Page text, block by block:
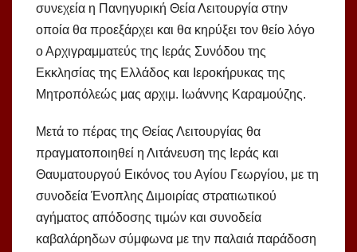
συνεχεία η Πανηγυρική Θεία Λειτουργία στην
οποία θα προεξάρχει και θα κηρύξει τον θείο λόγο
ο Αρχιγραμματεύς της Ιεράς Συνόδου της
Εκκλησίας της Ελλάδος και Ιεροκήρυκας της
Μητροπόλεώς μας αρχιμ. Ιωάννης Καραμούζης.
Μετά το πέρας της Θείας Λειτουργίας θα
πραγματοποιηθεί η Λιτάνευση της Ιεράς και
Θαυματουργού Εικόνος του Αγίου Γεωργίου, με τη
συνοδεία Ένοπλης Διμοιρίας στρατιωτικού
αγήματος απόδοσης τιμών και συνοδεία
καβαλάρηδων σύμφωνα με την παλαιά παράδοση